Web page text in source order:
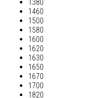
1380
1460
1500
1580
1600
1620
1630
1650
1670
1700
1820